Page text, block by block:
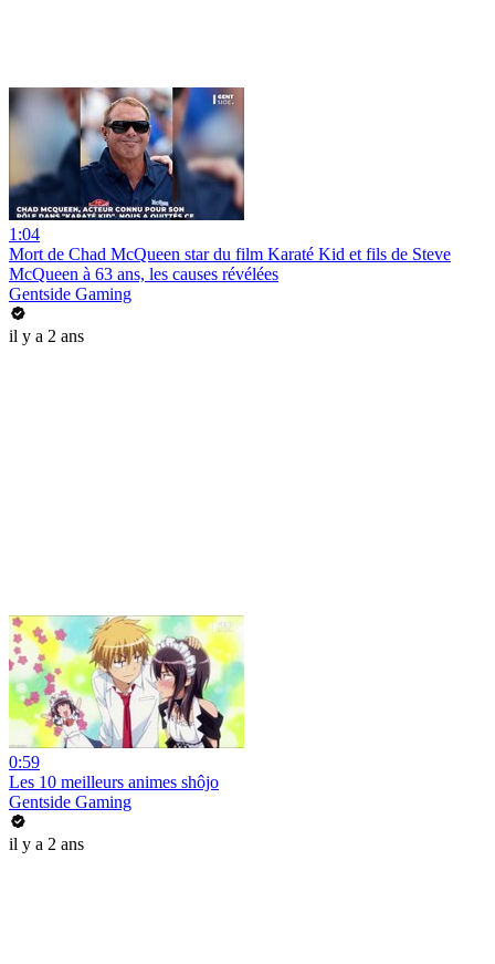
1:04
Mort de Chad McQueen star du film Karaté Kid et fils de Steve
McQueen à 63 ans, les causes révélées
Gentside Gaming
il y a 2 ans
0:59
Les 10 meilleurs animes shôjo
Gentside Gaming
il y a 2 ans